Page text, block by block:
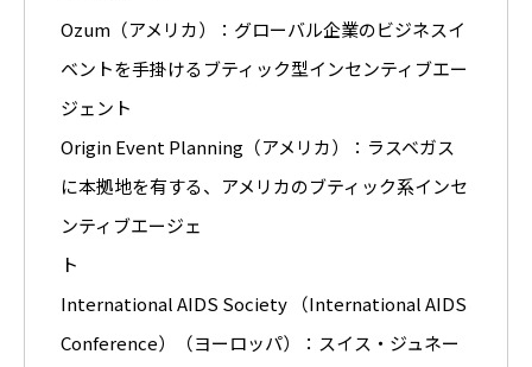
Ozum（アメリカ）：グローバル企業のビジネスイ
ベントを手掛けるブティック型インセンティブエー
ジェント
Origin Event Planning（アメリカ）：ラスベガス
に本拠地を有する、アメリカのブティック系インセ
ンティブエージェ
ト
International AIDS Society （International AIDS
Conference）（ヨーロッパ）：スイス・ジュネー